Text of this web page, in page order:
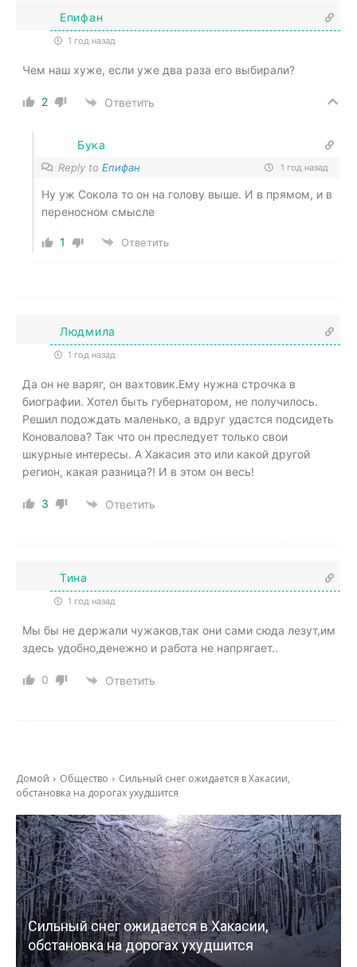
Епифан
1 год назад
Чем наш хуже, если уже два раза его выбирали?
2 Ответить
Бука
Reply to Епифан 1 год назад
Ну уж Сокола то он на голову выше. И в прямом, и в
переносном смысле
1 Ответить
Людмила
1 год назад
Да он не варяг, он вахтовик.Ему нужна строчка в
биографии. Хотел быть губернатором, не получилось.
Решил подождать маленько, а вдруг удастся подсидеть
Коновалова? Так что он преследует только свои
шкурные интересы. А Хакасия это или какой другой
регион, какая разница?! И в этом он весь!
3 Ответить
Тина
1 год назад
Мы бы не держали чужаков,так они сами сюда лезут,им
здесь удобно,денежно и работа не напрягает..
0 Ответить